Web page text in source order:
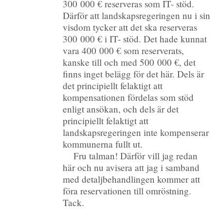
300 000 € reserveras som IT- stöd.
Därför att landskapsregeringen nu i sin
visdom tycker att det ska reserveras
300 000 € i IT- stöd. Det hade kunnat
vara 400 000 € som reserverats,
kanske till och med 500 000 €, det
finns inget belägg för det här. Dels är
det principiellt felaktigt att
kompensationen fördelas som stöd
enligt ansökan, och dels är det
principiellt felaktigt att
landskapsregeringen inte kompenserar
kommunerna fullt ut.
Fru talman! Därför vill jag redan
här och nu avisera att jag i samband
med detaljbehandlingen kommer att
föra reservationen till omröstning.
Tack.